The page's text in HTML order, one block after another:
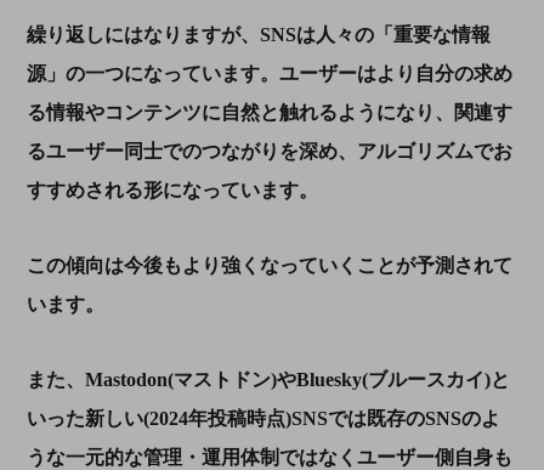
繰り返しにはなりますが、 SNSは人々の「重要な情報
源」の一つになっています。ユーザーはより自分の求め
る情報やコンテンツに自然と触れるようになり、関連す
るユーザー同士でのつながりを深め、アルゴリズムでお
すすめされる形になっています。
この傾向は今後もより強くなっていくことが予測されて
います。
また、 Mastodon(マストドン)やBluesky(ブルースカイ)と
いった新しい(2024年投稿時点)SNSでは既存のSNSのよ
うな一元的な管理・運用体制ではなくユーザー側自身も